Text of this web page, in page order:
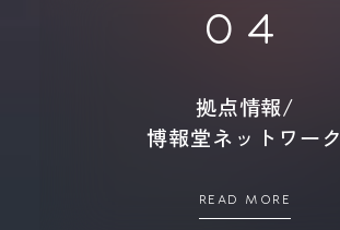
04
拠点情報/
博報堂ネットワーク
READ MORE